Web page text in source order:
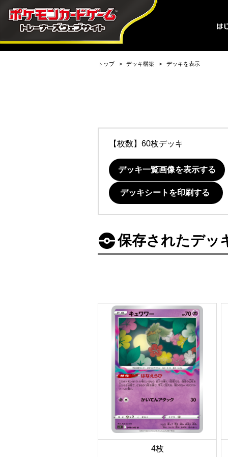
トップ デッキ構築 デッキを表示
【枚数】60枚デッキ
デッキ一覧画像を表示する
デッキシートを印刷する
保存されたデッ
4枚